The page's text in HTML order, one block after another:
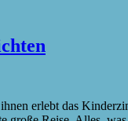
erlebt das